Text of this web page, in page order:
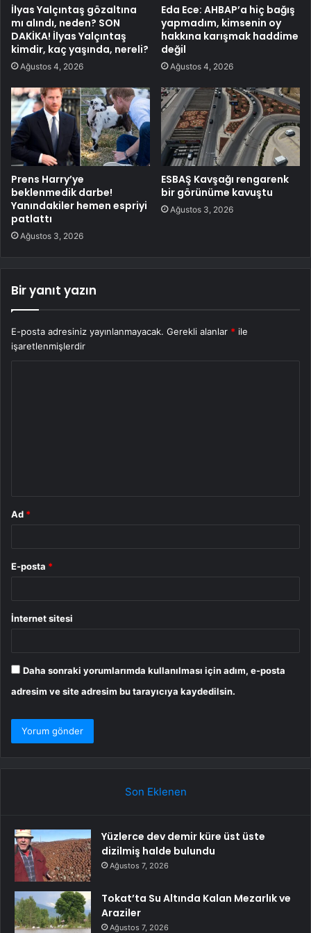
İlyas Yalçıntaş gözaltına
mı alındı, neden? SON
DAKİKA! İlyas Yalçıntaş
kimdir, kaç yaşında, nereli?
Ağustos 4, 2026
Eda Ece: AHBAP’a hiç bağış
yapmadım, kimsenin oy
hakkına karışmak haddime
değil
Ağustos 4, 2026
Prens Harry’ye
beklenmedik darbe!
Yanındakiler hemen espriyi
patlattı
Ağustos 3, 2026
ESBAŞ Kavşağı rengarenk
bir görünüme kavuştu
Ağustos 3, 2026
Bir yanıt yazın
E-posta adresiniz yayınlanmayacak. Gerekli alanlar * ile
işaretlenmişlerdir
Ad *
E-posta *
İnternet sitesi
Daha sonraki yorumlarımda kullanılması için adım, e-posta
adresim ve site adresim bu tarayıcıya kaydedilsin.
Son Eklenen
Yüzlerce dev demir küre üst üste
dizilmiş halde bulundu
Ağustos 7, 2026
Tokat’ta Su Altında Kalan Mezarlık ve
Araziler
Ağustos 7, 2026